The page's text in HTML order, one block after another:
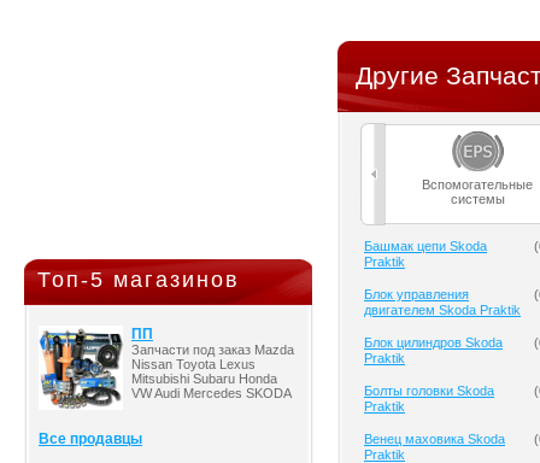
Топ-5 магазинов
ПП
Запчасти под заказ Mazda
Nissan Toyota Lexus
Mitsubishi Subaru Honda
VW Audi Mercedes SKODA
Все продавцы
Другие
Вспомогательные
системы
Башмак цепи Skoda
Praktik
(
Блок управления
двигателем Skoda Praktik
(
Блок цилиндров Skoda
Praktik
(
Болты головки Skoda
Praktik
(
Венец маховика Skoda
Praktik
(